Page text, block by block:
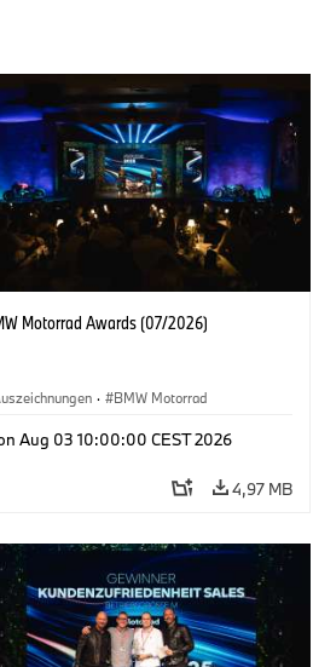
Motorrad Awards (07/2026)
· BMW Motorrad
Aug 03 10:00:00 CEST 2026
4,97 MB